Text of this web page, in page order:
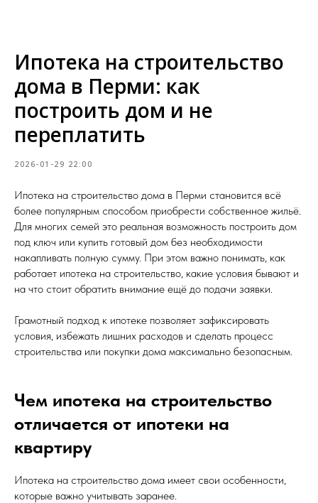
Ипотека на строительство
дома в Перми: как
построить дом и не
переплатить
2026-01-29 22:00
Ипотека на строительство дома в Перми становится всё
более популярным способом приобрести собственное жильё.
Для многих семей это реальная возможность построить дом
под ключ или купить готовый дом без необходимости
накапливать полную сумму. При этом важно понимать, как
работает ипотека на строительство, какие условия бывают и
на что стоит обратить внимание ещё до подачи заявки.
Грамотный подход к ипотеке позволяет зафиксировать
условия, избежать лишних расходов и сделать процесс
строительства или покупки дома максимально безопасным.
Чем ипотека на строительство
отличается от ипотеки на
квартиру
Ипотека на строительство дома имеет свои особенности,
которые важно учитывать заранее.